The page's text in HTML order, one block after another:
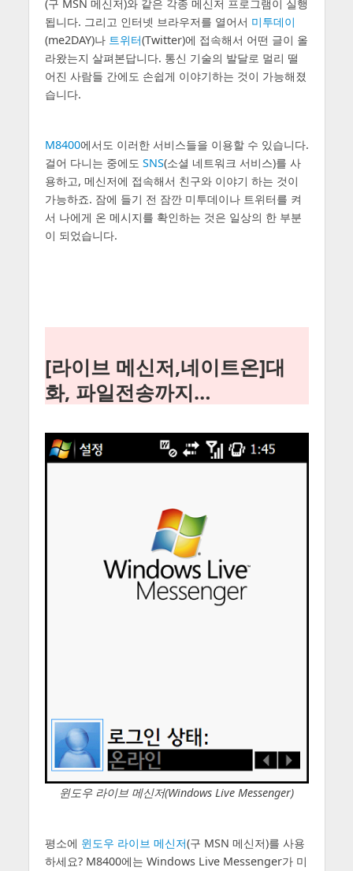
(구 MSN 메신저)와 같은 각종 메신저 프로그램이 실행
됩니다. 그리고 인터넷 브라우저를 열어서 미투데이
(me2DAY)나 트위터(Twitter)에 접속해서 어떤 글이 올
라왔는지 살펴본답니다. 통신 기술의 발달로 멀리 떨
어진 사람들 간에도 손쉽게 이야기하는 것이 가능해졌
습니다.
M8400에서도 이러한 서비스들을 이용할 수 있습니다.
걸어 다니는 중에도 SNS(소셜 네트워크 서비스)를 사
용하고, 메신저에 접속해서 친구와 이야기 하는 것이
가능하죠. 잠에 들기 전 잠깐 미투데이나 트위터를 켜
서 나에게 온 메시지를 확인하는 것은 일상의 한 부분
이 되었습니다.
[라이브 메신저,네이트온]대
화, 파일전송까지…
윈도우 라이브 메신저(Windows Live Messenger)
평소에 윈도우 라이브 메신저(구 MSN 메신저)를 사용
하세요? M8400에는 Windows Live Messenger가 미